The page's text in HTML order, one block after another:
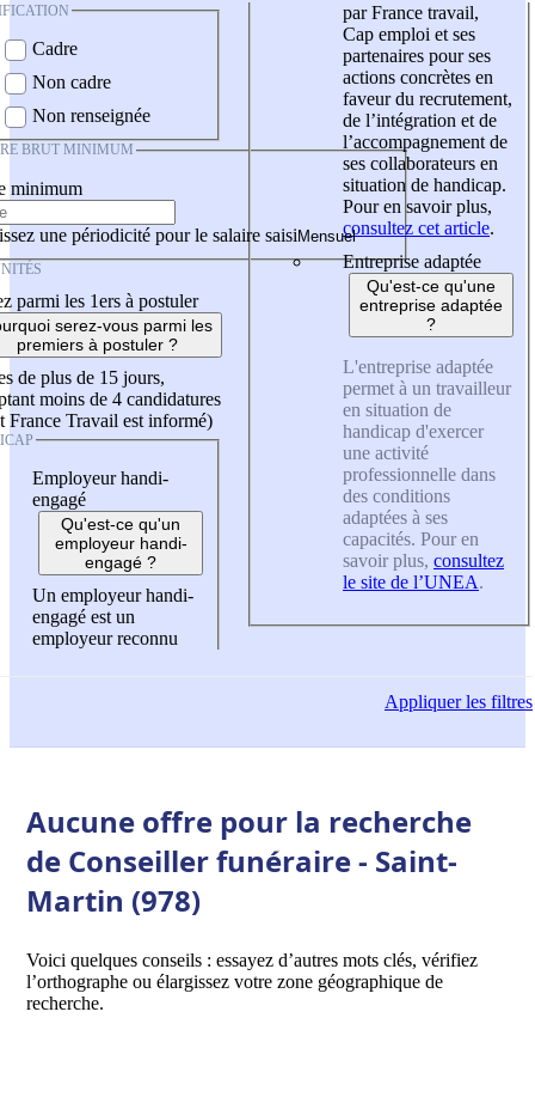
Cadre
Non cadre
Non renseignée
BRUT MINIMUM
minimum
une périodicité pour le salaire saisi
parmi les 1ers à postuler
serez-vous parmi les
premiers à postuler ?
de plus de 15 jours,
moins de 4 candidatures
France Travail est informé)
Employeur handi-
engagé
Qu'est-ce qu'un
employeur handi-
engagé ?
Un employeur handi-
engagé est un
employeur reconnu
par France travail,
Cap emploi et ses
partenaires pour ses
actions concrètes en
faveur du recrutement,
de l’intégration et de
l’accompagnement de
ses collaborateurs en
situation de handicap.
Pour en savoir plus,
consultez cet article.
Entreprise adaptée
Qu'est-ce qu'une
entreprise adaptée
?
L'entreprise adaptée
permet à un travailleur
en situation de
handicap d'exercer
une activité
professionnelle dans
des conditions
adaptées à ses
capacités. Pour en
savoir plus, consultez
le site de l’UNEA.
Appliquerles filtres
Aucune offre pour la recherche
de Conseiller funéraire - Saint-
Martin (978)
Voici quelques conseils : essayez d’autres mots clés, vérifiez
l’orthographe ou élargissez votre zone géographique de
recherche.